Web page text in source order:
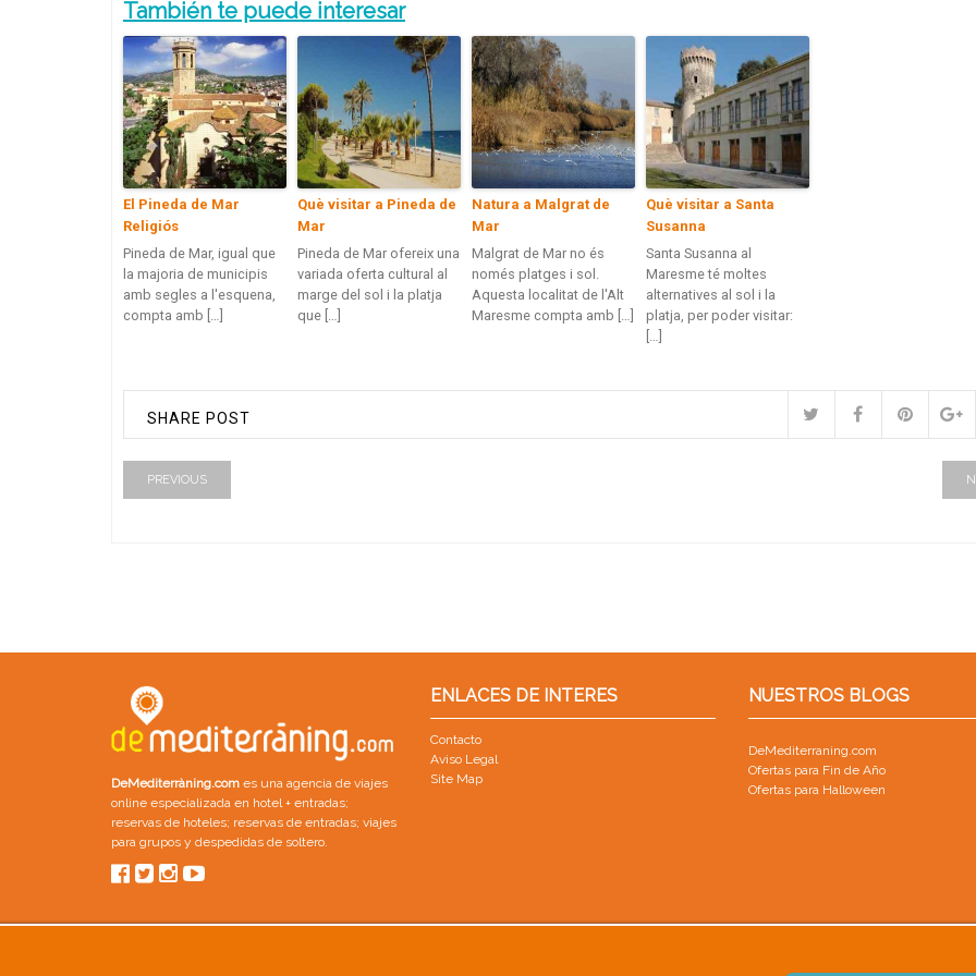
También te puede interesar
El Pineda de Mar
Religiós
Pineda de Mar, igual que
la majoria de municipis
amb segles a l'esquena,
compta amb […]
Què visitar a Pineda de
Mar
Pineda de Mar ofereix una
variada oferta cultural al
marge del sol i la platja
que […]
Natura a Malgrat de
Mar
Malgrat de Mar no és
només platges i sol.
Aquesta localitat de l'Alt
Maresme compta amb […]
Què visitar a Santa
Susanna
Santa Susanna al
Maresme té moltes
alternatives al sol i la
platja, per poder visitar:
[…]
SHARE POST
PREVIOUS
DeMediterràning.com es una agencia de viajes
online especializada en hotel + entradas;
reservas de hoteles; reservas de entradas; viajes
para grupos y despedidas de soltero
ENLACES DE INTERES
Contacto
Aviso Legal
Site Map
NUESTROS BLOGS
DeMediterraning.com
Ofertas para Fin de Año
Ofertas para Halloween